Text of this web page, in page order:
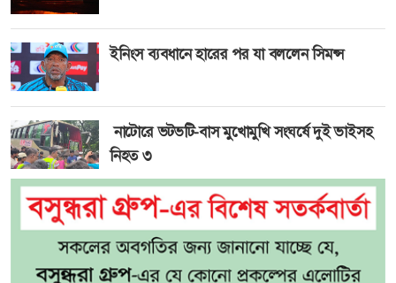
ইনিংস ব্যবধানে হারের পর যা বললেন সিমন্স
নাটোরে ভটভটি-বাস মুখোমুখি সংঘর্ষে দুই ভাইসহ
নিহত ৩